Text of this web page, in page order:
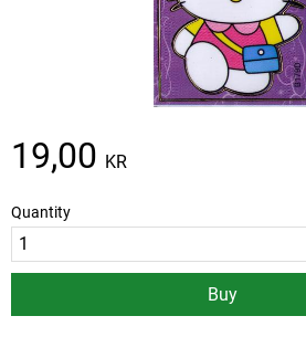
19,00 KR
Quantity
Buy